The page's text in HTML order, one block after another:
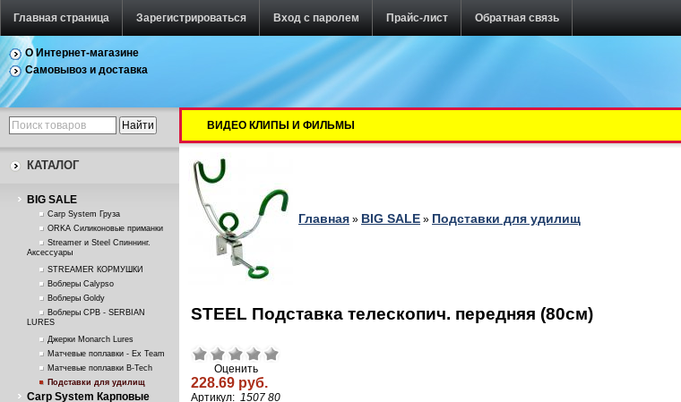
Главная страница Зарегистрироваться Вход с паролем Прайс-лист Обратная связь
О Интернет-магазине
Самовывоз и доставка
КАТАЛОГ
BIG SALE
Carp System Груза
ORKA Силиконовые приманки
Streamer и Steel Спиннинг.
Аксессуары
STREAMER КОРМУШКИ
Воблеры Calypso
Воблеры Goldy
Воблеры СРВ - SERBIAN
LURES
Джерки Monarch Lures
Матчевые поплавки - Ex Team
Матчевые поплавки B-Tech
Подставки для удилищ
Carp System Карповые
ВИДЕО КЛИПЫ И ФИЛЬМЫ
Главная » BIG SALE » Подставки для удилищ
STEEL Подставка телескопич. передняя (80см)
Оценить
228.69 руб.
Артикул: 1507 80